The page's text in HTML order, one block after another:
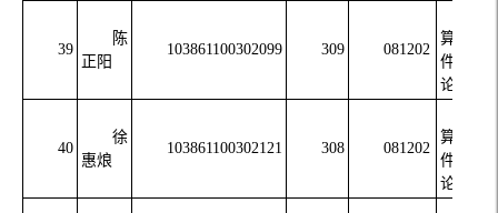
39
陈
正阳
103861100302099 309 081202
算机软
件与理
论
40
徐
惠烺
103861100302121 308 081202
算机软
件与理
论